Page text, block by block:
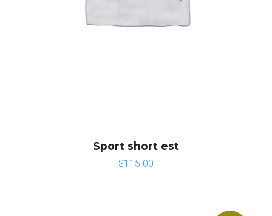
Sport short est
$115.00